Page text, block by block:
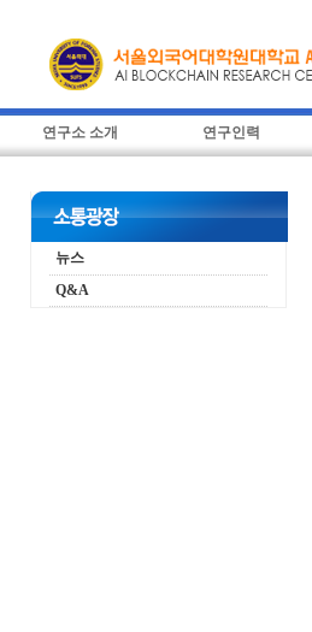
연구소 소개 연구인력
뉴스
Q&A